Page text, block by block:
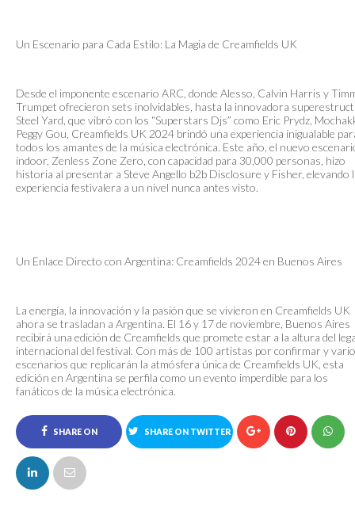
Un Escenario para Cada Estilo: La Magia de Creamfields UK
Desde el imponente escenario ARC, donde Alesso, Calvin Harris y
Trumpet ofrecieron sets inolvidables, hasta la innovadora
Steel Yard, que vibró con los “Superstars Djs” como Eric Prydz,
Peggy Gou, Creamfields UK 2024 brindó una experiencia inigualable
todos los amantes de la música electrónica. Este año, el nuevo
indoor, Zenless Zone Zero, con capacidad para 30,000 personas, hizo
historia al presentar a Steve Angello b2b Disclosure y Fisher, elevando
experiencia festivalera a un nivel nunca antes visto.
Un Enlace Directo con Argentina: Creamfields 2024 en Buenos Aires
La energía, la innovación y la pasión que se vivieron en Creamfields UK
ahora se trasladan a Argentina. El 16 y 17 de noviembre, Buenos Aires
recibirá una edición de Creamfields que promete estar a la altura del
internacional del festival. Con más de 100 artistas por confirmar y
escenarios que replicarán la atmósfera única de Creamfields UK, esta
edición en Argentina se perfila como un evento imperdible para los
fanáticos de la música electrónica.
SHARE ON
FACEBOOK
SHARE ON TWITTER